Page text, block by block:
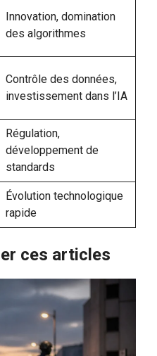
Innovation, domination
des algorithmes
Contrôle des données,
investissement dans l’IA
Régulation,
développement de
standards
Évolution technologique
rapide
ces articles